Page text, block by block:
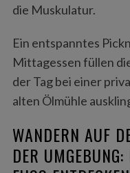
die Muskulatur.
Ein entspanntes
Mittagessen füllen
der Tag bei einer
alten Ölmühle
WANDERN AUF
DER